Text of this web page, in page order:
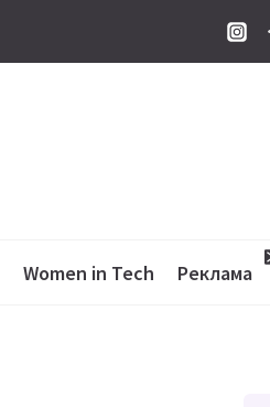
Women in Tech Реклама